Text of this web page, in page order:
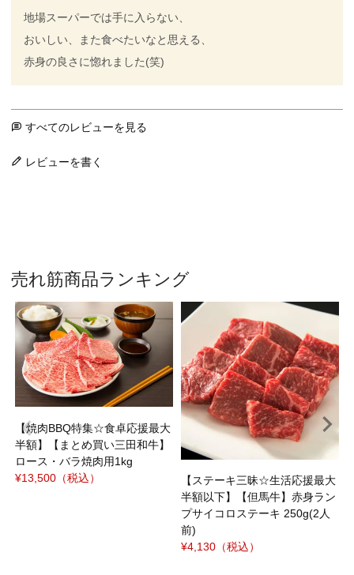
地場スーパーでは手に入らない、
おいしい、また食べたいなと思える、
赤身の良さに惚れました(笑)
すべてのレビューを見る
レビューを書く
売れ筋商品ランキング
【焼肉BBQ特集☆食卓応援最大
半額】【まとめ買い三田和牛】
ロース・バラ焼肉用1kg
¥13,500 （税込）
【ステーキ三昧☆生活応援最大
半額以下】【但馬牛】赤身ラン
プサイコロステーキ 250g(2人
前)
¥4,130 （税込）